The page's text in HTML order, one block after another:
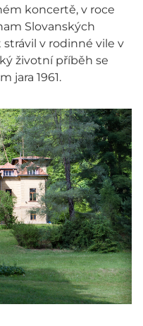
koncertě, v roce
Slovanských
v rodinné vile v
životní příběh se
jara 1961.